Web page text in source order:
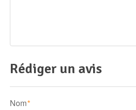
Rédiger un avis
Nom *